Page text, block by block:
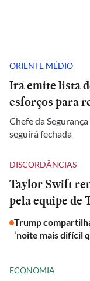
ORIENTE MÉDIO
Irã emite lista
esforços para
Chefe da
seguirá fechada
DISCORDÂNCIAS
Taylor Swift
pela equipe de
Trump
‘noite mais difícil
ECONOMIA